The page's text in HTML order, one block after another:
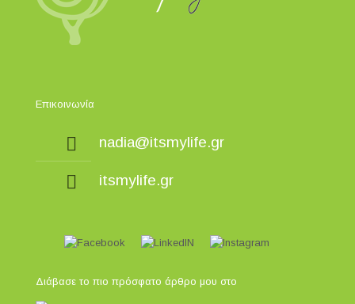
Επικοινωνία
nadia@itsmylife.gr
itsmylife.gr
Διάβασε το πιο πρόσφατο άρθρο μου στο